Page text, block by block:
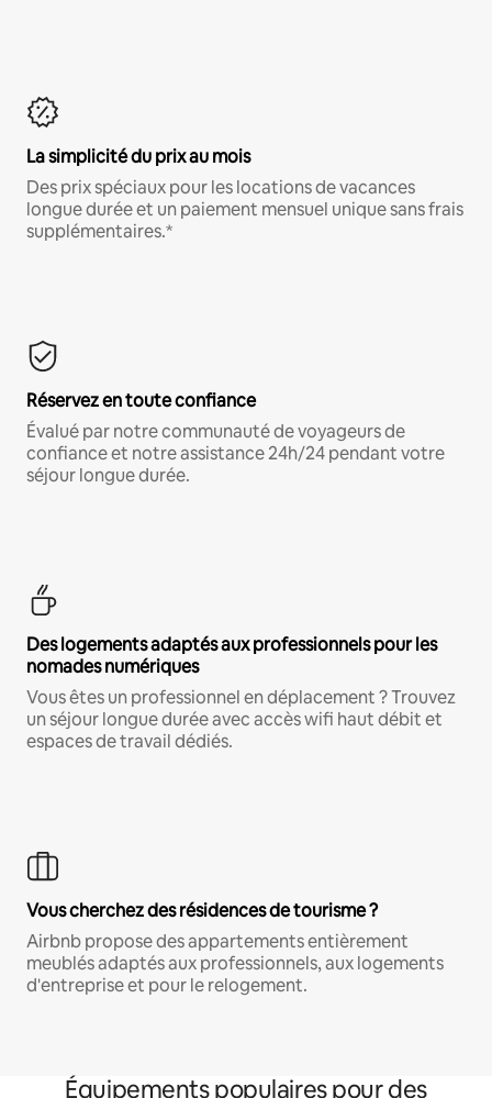
La simplicité du prix au mois
Des prix spéciaux pour les locations de vacances
longue durée et un paiement mensuel unique sans frais
supplémentaires.*
Réservez en toute confiance
Évalué par notre communauté de voyageurs de
confiance et notre assistance 24h/24 pendant votre
séjour longue durée.
Des logements adaptés aux professionnels pour les
nomades numériques
Vous êtes un professionnel en déplacement ? Trouvez
un séjour longue durée avec accès wifi haut débit et
espaces de travail dédiés.
Vous cherchez des résidences de tourisme ?
Airbnb propose des appartements entièrement
meublés adaptés aux professionnels, aux logements
d'entreprise et pour le relogement.
Équipements populaires pour des